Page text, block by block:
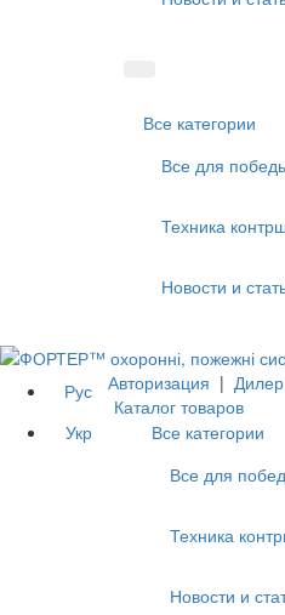
Все категории
Все для
Техника
Новости и
Рус
Укр
Авторизация | Дилер
Каталог товаров
Все категории
Все для
Техника
Новости и